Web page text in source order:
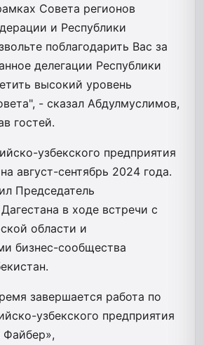
Совета регионов
и Республики
поблагодарить Вас за
делегации Республики
высокий уровень
- сказал Абдулмуслимов,
гостей.
узбекского предприятия
август-сентябрь 2024 года.
Председатель
в ходе встречи с
области и
бизнес-сообщества
завершается работа по
узбекского предприятия
Файбер»,